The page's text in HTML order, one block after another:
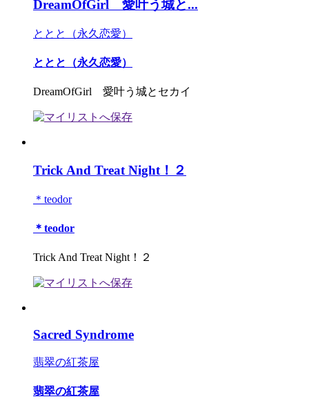
DreamOfGirl 愛叶う城と...
ととと（永久恋愛）
ととと（永久恋愛）
DreamOfGirl 愛叶う城とセカイ
Trick And Treat Night！２
＊teodor
＊teodor
Trick And Treat Night！２
Sacred Syndrome
翡翠の紅茶屋
翡翠の紅茶屋